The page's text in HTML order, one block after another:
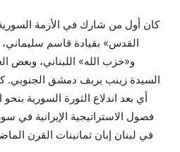
كان أول من شارك في الأزمة
القدس» بقيادة قاسم سليماني،
و«حزب الله» اللبناني، وبعض
أي بعد اندلاع الثورة السورية
فصول الاستراتيجية الإيرانية في
في لبنان إبان ثمانينات القرن